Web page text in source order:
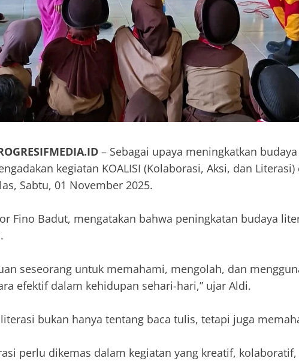
– Sebagai upaya meningkatkan
kegiatan KOALISI (Kolaborasi, Aksi, dan Literasi)
Sabtu, 01 November 2025.
Fino Badut, mengatakan bahwa peningkatan budaya
seseorang untuk memahami, mengolah, dan
efektif dalam kehidupan sehari-hari,” ujar Aldi.
bukan hanya tentang baca tulis, tetapi juga
perlu dikemas dalam kegiatan yang kreatif, kolaboratif,